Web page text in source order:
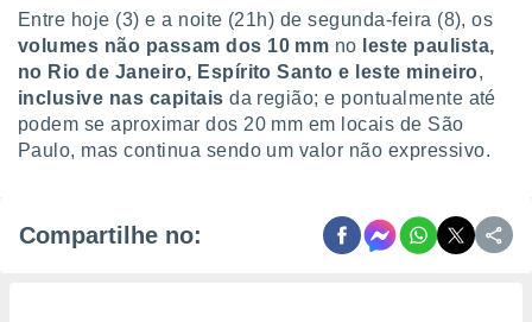
Entre hoje (3) e a noite (21h) de segunda-feira (8), os
volumes não passam dos 10 mm no leste paulista,
no Rio de Janeiro, Espírito Santo e leste mineiro,
inclusive nas capitais da região; e pontualmente até
podem se aproximar dos 20 mm em locais de São
Paulo, mas continua sendo um valor não expressivo.
Compartilhe no: